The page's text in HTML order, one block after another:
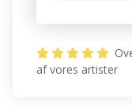
af vores artister